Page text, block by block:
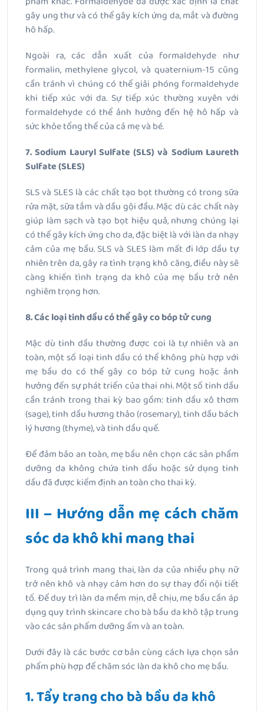
gây ung thư và có thể gây kích ứng da, mắt và đường
hô hấp.
Ngoài ra, các dẫn xuất của formaldehyde như
formalin, methylene glycol, và quaternium-15 cũng
cần tránh vì chúng có thể giải phóng formaldehyde
khi tiếp xúc với da. Sự tiếp xúc thường xuyên với
formaldehyde có thể ảnh hưởng đến hệ hô hấp và
sức khỏe tổng thể của cả mẹ và bé.
7. Sodium Lauryl Sulfate (SLS) và Sodium Laureth
Sulfate (SLES)
SLS và SLES là các chất tạo bọt thường có trong sữa
rửa mặt, sữa tắm và dầu gội đầu. Mặc dù các chất này
giúp làm sạch và tạo bọt hiệu quả, nhưng chúng lại
có thể gây kích ứng cho da, đặc biệt là với làn da nhạy
cảm của mẹ bầu. SLS và SLES làm mất đi lớp dầu tự
nhiên trên da, gây ra tình trạng khô căng, điều này sẽ
càng khiến tình trạng da khô của mẹ bầu trở nên
nghiêm trọng hơn.
8. Các loại tinh dầu có thể gây co bóp tử cung
Mặc dù tinh dầu thường được coi là tự nhiên và an
toàn, một số loại tinh dầu có thể không phù hợp với
mẹ bầu do có thể gây co bóp tử cung hoặc ảnh
hưởng đến sự phát triển của thai nhi. Một số tinh dầu
cần tránh trong thai kỳ bao gồm: tinh dầu xô thơm
(sage), tinh dầu hương thảo (rosemary), tinh dầu bách
lý hương (thyme), và tinh dầu quế.
Để đảm bảo an toàn, mẹ bầu nên chọn các sản phẩm
dưỡng da không chứa tinh dầu hoặc sử dụng tinh
dầu đã được kiểm định an toàn cho thai kỳ.
III – Hướng dẫn mẹ cách chăm
sóc da khô khi mang thai
Trong quá trình mang thai, làn da của nhiều phụ nữ
trở nên khô và nhạy cảm hơn do sự thay đổi nội tiết
tố. Để duy trì làn da mềm mịn, dễ chịu, mẹ bầu cần áp
dụng quy trình skincare cho bà bầu da khô tập trung
vào các sản phẩm dưỡng ẩm và an toàn.
Dưới đây là các bước cơ bản cùng cách lựa chọn sản
phẩm phù hợp để chăm sóc làn da khô cho mẹ bầu.
1. Tẩy trang cho bà bầu da khô